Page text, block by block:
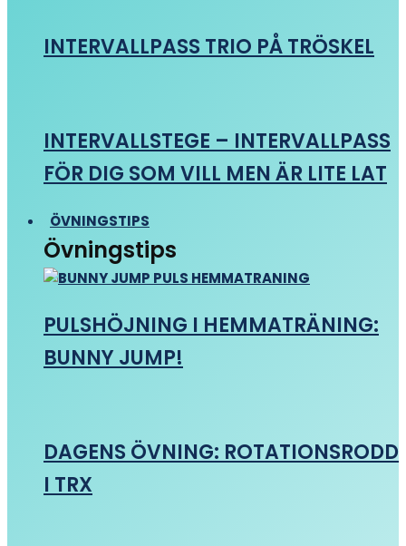
INTERVALLPASS TRIO PÅ TRÖSKEL
INTERVALLSTEGE – INTERVALLPASS
FÖR DIG SOM VILL MEN ÄR LITE LAT
ÖVNINGSTIPS
Övningstips
PULSHÖJNING I HEMMATRÄNING:
BUNNY JUMP!
DAGENS ÖVNING: ROTATIONSRODD
I TRX